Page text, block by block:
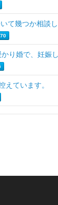
て幾つか相談
り婚で、妊娠
ています。